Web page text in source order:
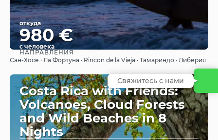
откуда
980 €
с человека
Видеть
НАПРАВЛЕНИЯ
Сан-Хосе · Ла Фортуна · Rincon de la Vieja · Тамариндо · Либерия
Costa Rica with Friends:
Volcanoes, Cloud Forests
and Wild Beaches in 8
Nights
Свяжитесь с нами